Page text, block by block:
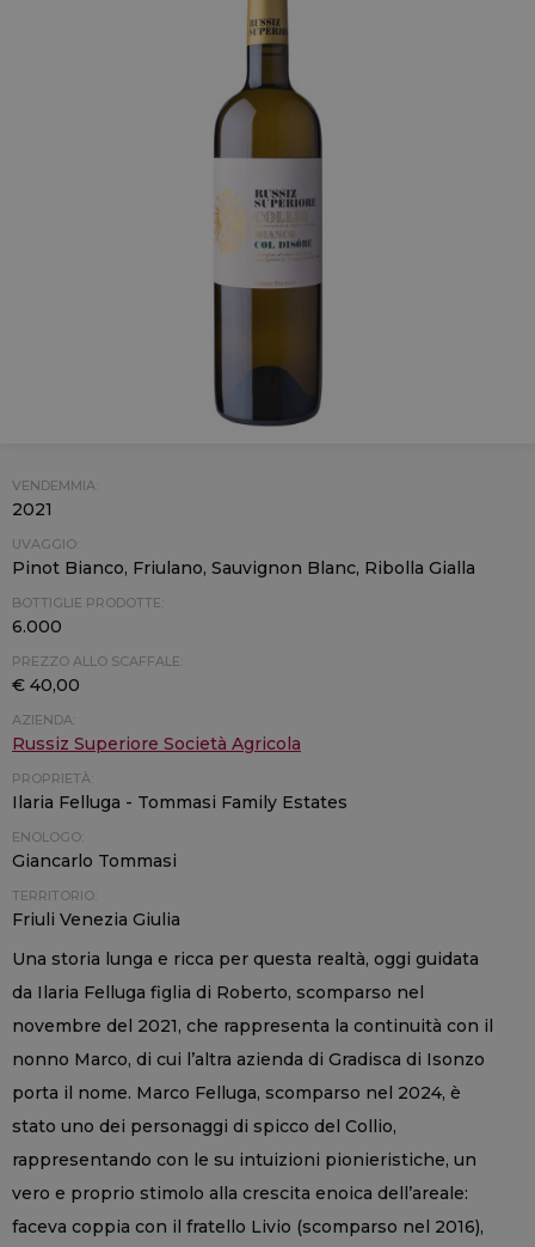
VENDEMMIA:
2021
UVAGGIO:
Pinot Bianco, Friulano, Sauvignon Blanc, Ribolla Gialla
BOTTIGLIE PRODOTTE:
6.000
PREZZO ALLO SCAFFALE:
€ 40,00
AZIENDA:
Russiz Superiore Società Agricola
PROPRIETÀ:
Ilaria Felluga - Tommasi Family Estates
ENOLOGO:
Giancarlo Tommasi
TERRITORIO:
Friuli Venezia Giulia
Una storia lunga e ricca per questa realtà, oggi guidata
da Ilaria Felluga figlia di Roberto, scomparso nel
novembre del 2021, che rappresenta la continuità con il
nonno Marco, di cui l’altra azienda di Gradisca di Isonzo
porta il nome. Marco Felluga, scomparso nel 2024, è
stato uno dei personaggi di spicco del Collio,
rappresentando con le su intuizioni pionieristiche, un
vero e proprio stimolo alla crescita enoica dell’areale:
faceva coppia con il fratello Livio (scomparso nel 2016),